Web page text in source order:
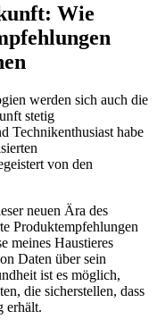
Wie
werden sich auch die
stetig​
Technikenthusiast habe
von den
neuen‍ Ära ‌des
​Produktempfehlungen
meines Haustieres⁤
Daten über sein⁣
ist es möglich,‌
⁤die sicherstellen, ‍dass
erhält.